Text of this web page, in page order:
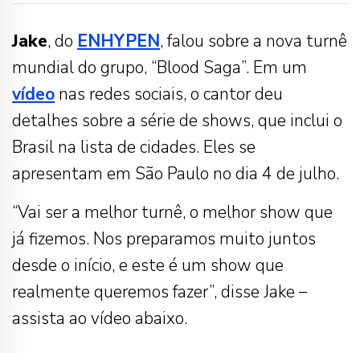
Jake, do ENHYPEN, falou sobre a nova turnê
mundial do grupo, “Blood Saga”. Em um
vídeo nas redes sociais, o cantor deu
detalhes sobre a série de shows, que inclui o
Brasil na lista de cidades. Eles se
apresentam em São Paulo no dia 4 de julho.
“Vai ser a melhor turnê, o melhor show que
já fizemos. Nos preparamos muito juntos
desde o início, e este é um show que
realmente queremos fazer”, disse Jake –
assista ao vídeo abaixo.